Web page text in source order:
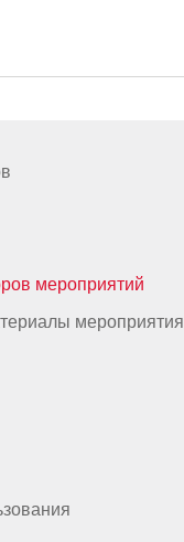
мероприятий
мероприятия